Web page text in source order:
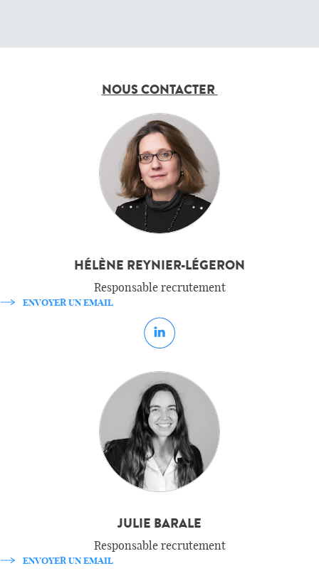
NOUS CONTACTER
HÉLÈNE REYNIER-LÉGERON
Responsable recrutement
ENVOYER UN EMAIL
JULIE BARALE
Responsable recrutement
ENVOYER UN EMAIL